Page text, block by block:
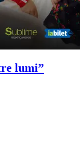
lumi”